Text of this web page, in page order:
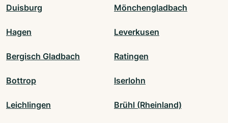
Duisburg Mönchengladbach
Hagen Leverkusen
Bergisch Gladbach Ratingen
Bottrop Iserlohn
Leichlingen Brühl (Rheinland)